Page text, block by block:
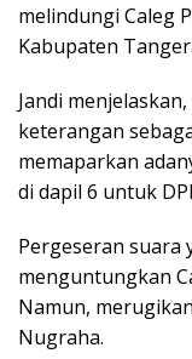
melindungi Caleg
Kabupaten
Jandi
keterangan
memaparkan
di dapil 6 untuk
Pergeseran suara
menguntungkan
Namun,
Nugraha.